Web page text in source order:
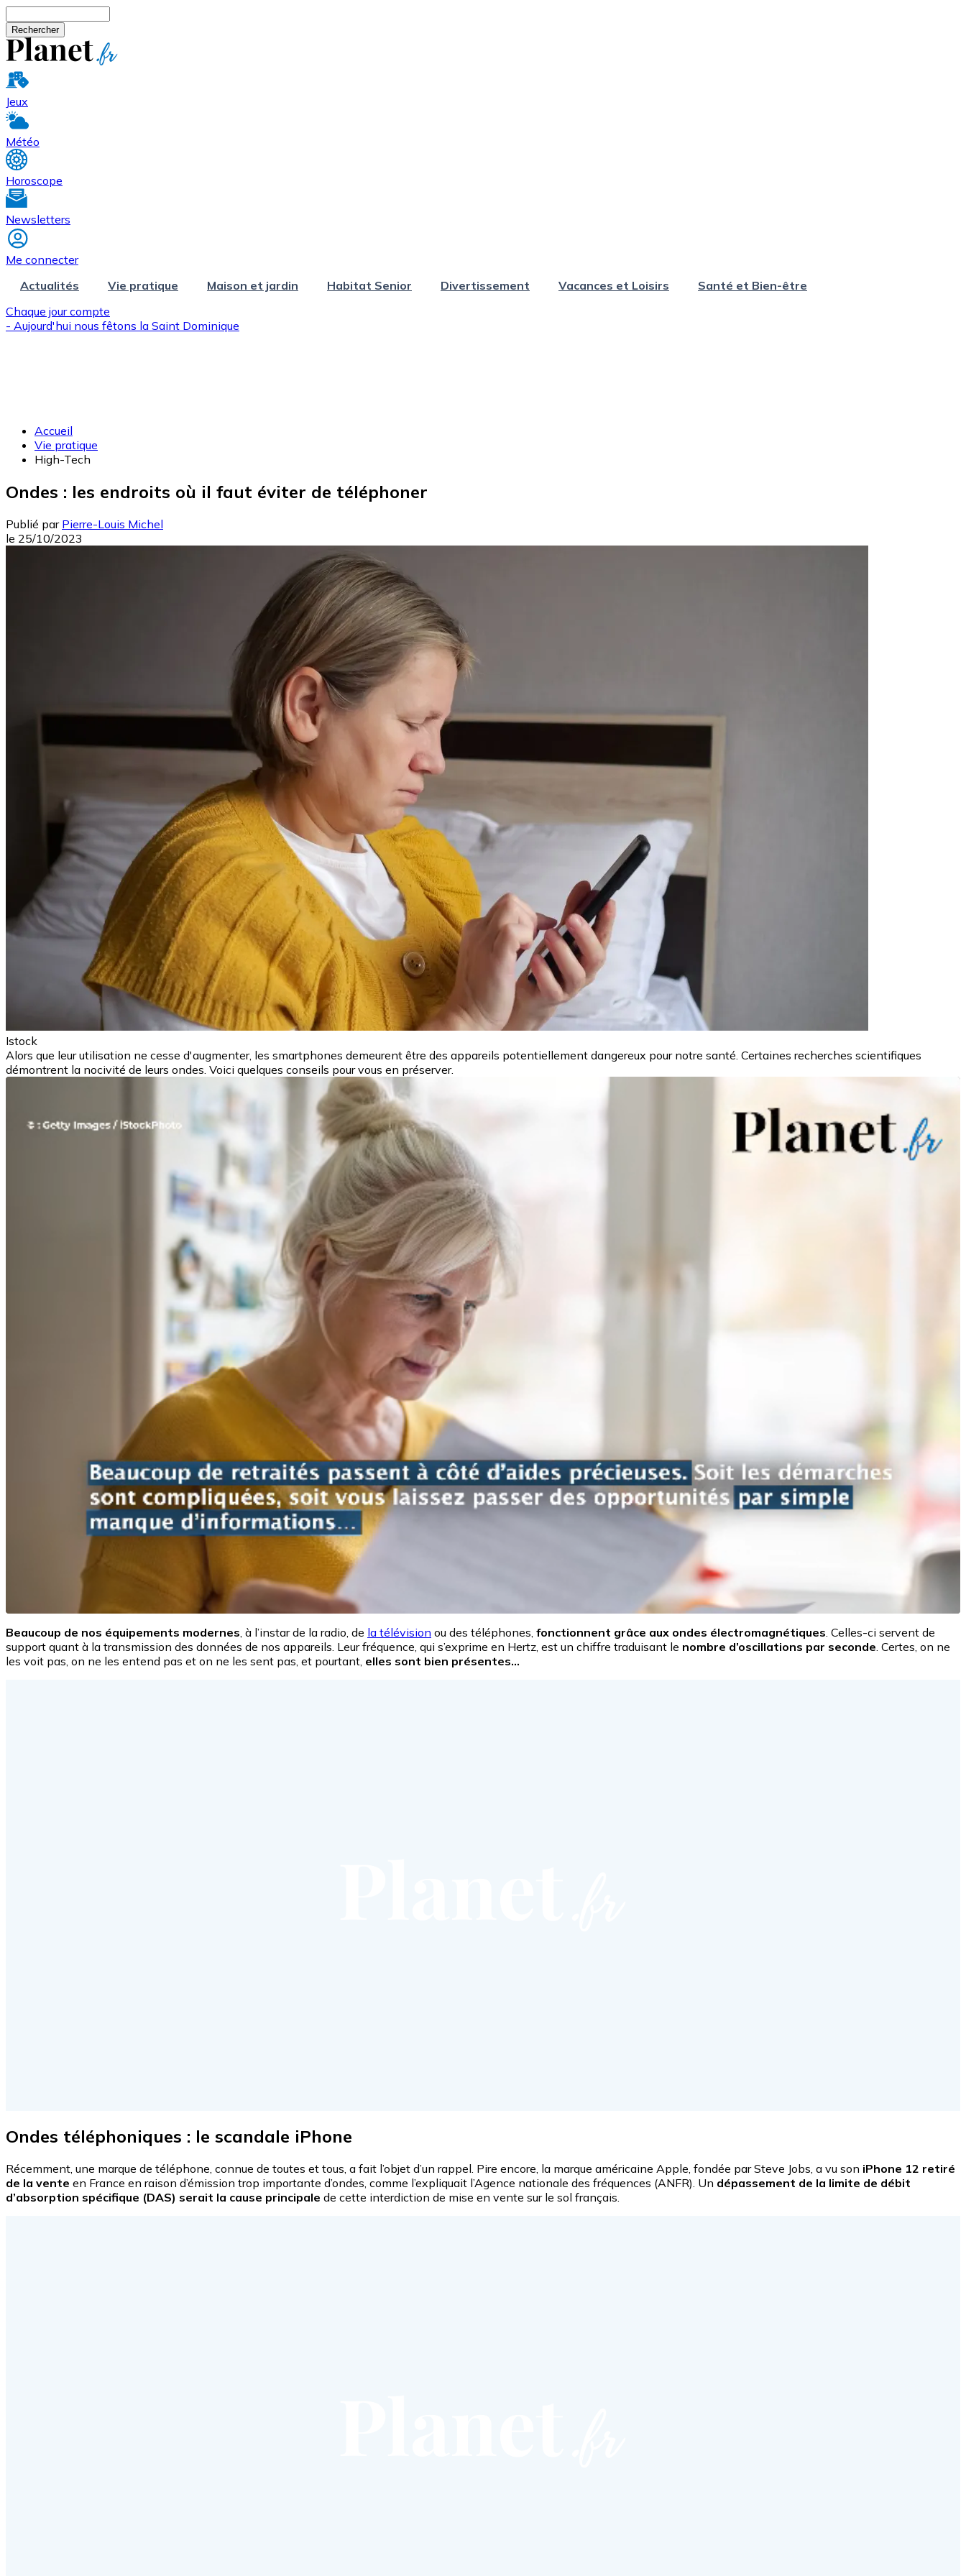
Jeux
Météo
Horoscope
Newsletters
Me connecter
Actualités
Vie pratique Maison et jardin Habitat Senior Divertissement Vacances et Loisirs
Santé et Bien-être
Chaque jour compte
- Aujourd'hui nous fêtons la Saint Dominique
Accueil
Vie pratique
High-Tech
Ondes : les endroits où il faut éviter de téléphoner
Publié par Pierre-Louis Michel
le 25/10/2023
Istock
Alors que leur utilisation ne cesse d'augmenter, les smartphones demeurent être des appareils potentiellement dangereux pour notre santé. Certaines recherches scientifiques
démontrent la nocivité de leurs ondes. Voici quelques conseils pour vous en préserver.
Beaucoup de nos équipements modernes , à l’instar de la radio, de la télévision ou des téléphones, fonctionnent grâce aux ondes électromagnétiques . Celles-ci servent de
support quant à la transmission des données de nos appareils. Leur fréquence, qui s’exprime en Hertz, est un chiffre traduisant le nombre d’oscillations par seconde . Certes, on ne
les voit pas, on ne les entend pas et on ne les sent pas, et pourtant, elles sont bien présentes…
Ondes téléphoniques : le scandale iPhone
Récemment, une marque de téléphone, connue de toutes et tous, a fait l’objet d’un rappel. Pire encore, la marque américaine Apple, fondée par Steve Jobs, a vu son iPhone 12 retiré
de la vente en France en raison d’émission trop importante d’ondes, comme l’expliquait l’Agence nationale des fréquences (ANFR). Un dépassement de la limite de débit
d’absorption spécifique (DAS) serait la cause principale de cette interdiction de mise en vente sur le sol français.